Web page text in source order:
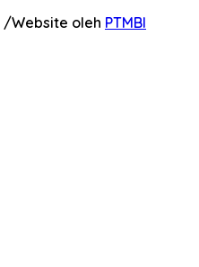
/Website oleh PTMBI